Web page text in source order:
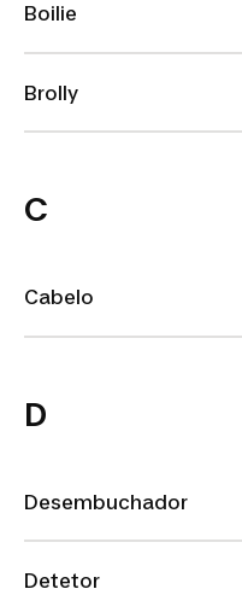
Boilie
Brolly
C
Cabelo
D
Desembuchador
Detetor